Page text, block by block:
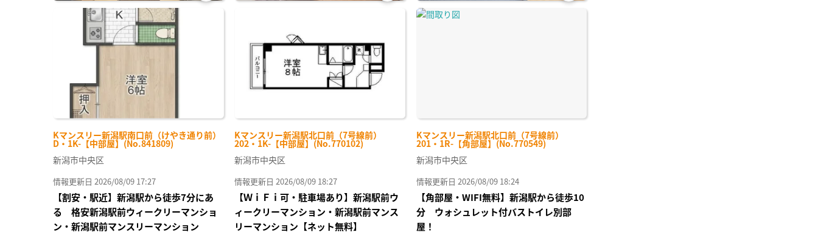
Kマンスリー新潟駅南口前（けやき通り前）
D・1K-【中部屋】(No.841809)
お気
新潟市中央区
情報更新日 2026/08/09 17:27
【割安・駅近】新潟駅から徒歩7分にあ
る 格安新潟駅前ウィークリーマンショ
ン・新潟駅前マンスリーマンション
Kマンスリー新潟駅北口前（7号線前）
202・1K-【中部屋】(No.770102)
お気
新潟市中央区
情報更新日 2026/08/09 18:27
【ＷｉＦｉ可・駐車場あり】新潟駅前ウ
ィークリーマンション・新潟駅前マンス
リーマンション【ネット無料】
Kマンスリー新潟駅北口前（7号線前）
201・1R-【角部屋】(No.770549)
お気
新潟市中央区
情報更新日 2026/08/09 18:24
【角部屋・WIFI無料】新潟駅から徒歩10
分 ウォシュレット付バストイレ別部
屋！